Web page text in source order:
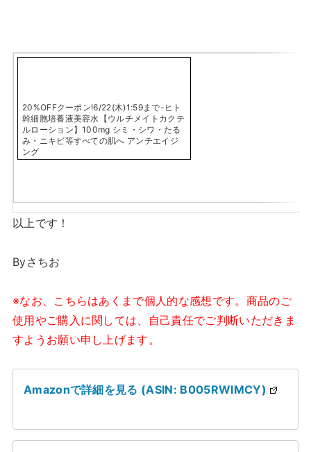
20%OFFクーポン!6/22(木)1:59まで-ヒト
幹細胞培養液美容水【ウルチメイトカクテ
ルローション】100mg シミ・シワ・たる
み・ニキビ等すべての肌へ アンチエイジ
ング
以上です！
Byさちお
※なお、こちらはあくまで個人的な感想です。商品のご
使用やご購入に関しては、自己責任でご判断いただきま
すようお願い申し上げます。
Amazonで詳細を見る (ASIN: B005RWIMCY)